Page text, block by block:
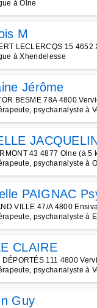
à Olne
M
LECLERCQS 15
à Xhendelesse
Jérôme
BESME 78A 4800
psychanalyste à
43 4877 Olne (à 5
psychanalyste à
PAIGNAC
VILLE 47/A 4800
psychanalyste à
CLAIRE
DÉPORTÉS 111 4800
psychanalyste à
Guy